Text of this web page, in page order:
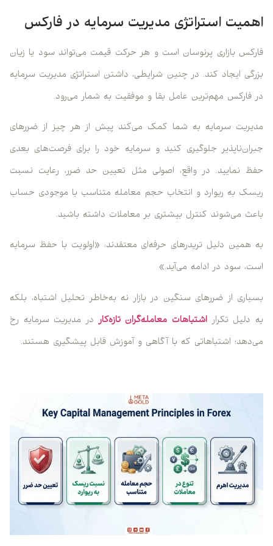
اهمیت استراتژی مدیریت سرمایه در فارکس
فارکس بازاری پرنوسان است و هر حرکت قیمت می‌تواند سود یا زیان
بزرگی ایجاد کند. در چنین شرایطی، داشتن استراتژی مدیریت سرمایه
در فارکس مهم‌ترین عامل بقا و موفقیت به شمار می‌رود.
مدیریت سرمایه به شما کمک می‌کند پیش از هر چیز از ضررهای
جبران‌ناپذیر جلوگیری کنید و سرمایه خود را برای فرصت‌های بعدی
حفظ نمایید. در واقع، اصولی مثل تعیین حد ضرر، رعایت نسبت
ریسک به ریوارد و انتخاب حجم معامله متناسب با موجودی حساب
باعث می‌شوند کنترل بیشتری بر معاملات داشته باشید.
به همین دلیل تریدرهای حرفه‌ای معتقدند: «اولویت با حفظ سرمایه
است، سود در ادامه می‌آید.»
بسیاری از ضررهای سنگین در بازار نه به‌خاطر تحلیل اشتباه، بلکه
به دلیل تکراراشتباهات معامله‌گران تازه‌کاردر مدیریت سرمایه رخ
می‌دهد؛ اشتباهاتی که با آگاهی و آموزش قابل پیشگیری هستند.